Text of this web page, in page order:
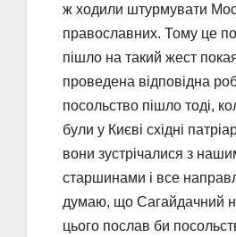
ж ходили штурмувати
православних. Тому це
пішло на такий жест
проведена відповідна
посольство пішло тоді,
були у Києві східні
вони зустрічалися з
старшинами і все
думаю, що Сагайдачний ні
цього послав би